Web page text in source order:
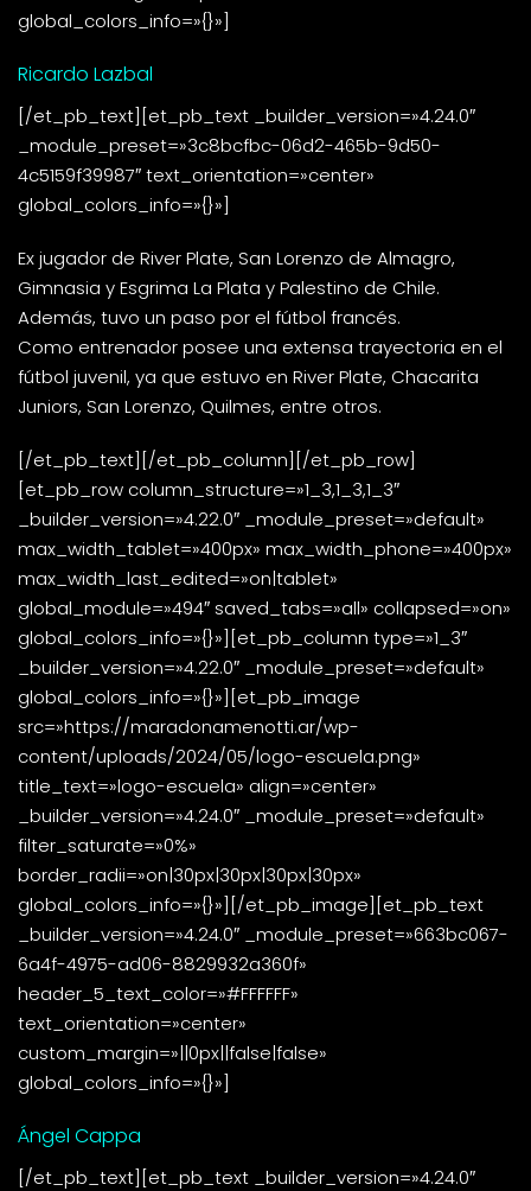
global_colors_info=»{}»]
Ricardo Lazbal
[/et_pb_text][et_pb_text _builder_version=»4.24.0″
_module_preset=»3c8bcfbc-06d2-465b-9d50-
4c5159f39987″ text_orientation=»center»
global_colors_info=»{}»]
Ex jugador de River Plate, San Lorenzo de Almagro,
Gimnasia y Esgrima La Plata y Palestino de Chile.
Además, tuvo un paso por el fútbol francés.
Como entrenador posee una extensa trayectoria en el
fútbol juvenil, ya que estuvo en River Plate, Chacarita
Juniors, San Lorenzo, Quilmes, entre otros.
[/et_pb_text][/et_pb_column][/et_pb_row]
[et_pb_row column_structure=»1_3,1_3,1_3″
_builder_version=»4.22.0″ _module_preset=»default»
max_width_tablet=»400px» max_width_phone=»400px»
max_width_last_edited=»on|tablet»
global_module=»494″ saved_tabs=»all» collapsed=»on»
global_colors_info=»{}»][et_pb_column type=»1_3″
_builder_version=»4.22.0″ _module_preset=»default»
global_colors_info=»{}»][et_pb_image
src=»https://maradonamenotti.ar/wp-
content/uploads/2024/05/logo-escuela.png»
title_text=»logo-escuela» align=»center»
_builder_version=»4.24.0″ _module_preset=»default»
filter_saturate=»0%»
border_radii=»on|30px|30px|30px|30px»
global_colors_info=»{}»][/et_pb_image][et_pb_text
_builder_version=»4.24.0″ _module_preset=»663bc067-
6a4f-4975-ad06-8829932a360f»
header_5_text_color=»#FFFFFF»
text_orientation=»center»
custom_margin=»||0px||false|false»
global_colors_info=»{}»]
Ángel Cappa
[/et_pb_text][et_pb_text _builder_version=»4.24.0″